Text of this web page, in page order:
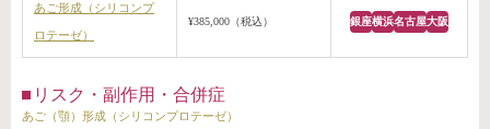
あご形成（シリコンプ
ロテーゼ）
¥385,000（税込） 銀座横浜名古屋大阪
リスク・副作用・合併症
あご（顎）形成（シリコンプロテーゼ）